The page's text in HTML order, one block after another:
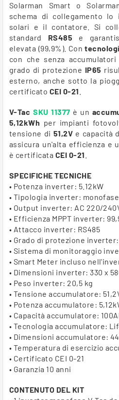
Solarman Smart o
schema di collegamento
solari e il contatore. Si
standard RS485 e
elevata (99,9%). Con
con che senza
grado di protezione IP65
esterno, anche sotto la
certificato CEI 0-21
V-TacSKU 11377 è un
5,12kWh per impianti
tensione di 51,2V e capacità
assicura un'alta efficienza e
è certificata CEI 0-21
SPECIFICHE TECNICHE
• Potenza inverter: 5.12kW
• Tipologia inverter: monofase
• Output inverter: AC 220/
• Efficienza MPPT inverter:
• Attacco inverter: RS485
• Grado di protezione inverter:
• Sistema di monitoraggio
• Smart Meter incluso
• Dimensioni inverter: 330 x
• Peso inverter: 20,5 kg
• Tensione accumulatore:
• Potenza accumulatore:
• Capacità accumulatore:
• Tecnologia accumulatore:
• Dimensioni accumulatore:
• Temperatura di esercizio
• Certificato CEI 0-21
• Garanzia 10 anni
CONTENUTO DEL KIT